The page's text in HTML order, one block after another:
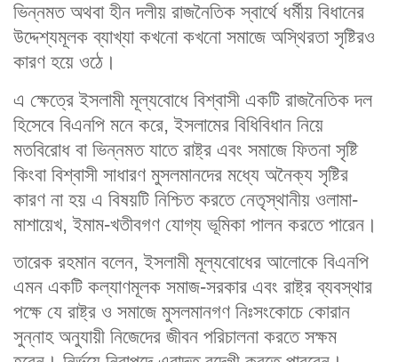
ভিন্নমত অথবা হীন দলীয় রাজনৈতিক স্বার্থে ধর্মীয় বিধানের
উদ্দেশ্যমূলক ব্যাখ্যা কখনো কখনো সমাজে অস্থিরতা সৃষ্টিরও
কারণ হয়ে ওঠে।
এ ক্ষেত্রে ইসলামী মূল্যবোধে বিশ্বাসী একটি রাজনৈতিক দল
হিসেবে বিএনপি মনে করে, ইসলামের বিধিবিধান নিয়ে
মতবিরোধ বা ভিন্নমত যাতে রাষ্ট্র এবং সমাজে ফিতনা সৃষ্টি
কিংবা বিশ্বাসী সাধারণ মুসলমানদের মধ্যে অনৈক্য সৃষ্টির
কারণ না হয় এ বিষয়টি নিশ্চিত করতে নেতৃস্থানীয় ওলামা-
মাশায়েখ, ইমাম-খতীবগণ যোগ্য ভূমিকা পালন করতে পারেন।
তারেক রহমান বলেন, ইসলামী মূল্যবোধের আলোকে বিএনপি
এমন একটি কল্যাণমূলক সমাজ-সরকার এবং রাষ্ট্র ব্যবস্থার
পক্ষে যে রাষ্ট্র ও সমাজে মুসলমানগণ নিঃসংকোচে কোরান
সুন্নাহ অনুযায়ী নিজেদের জীবন পরিচালনা করতে সক্ষম